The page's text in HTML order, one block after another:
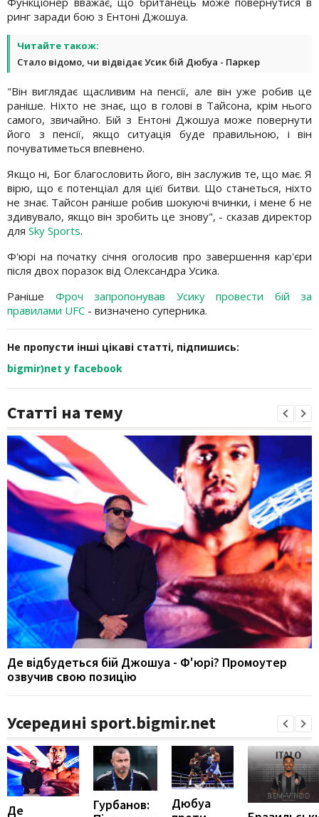
ринг заради бою з Ентоні Джошуа.
Читайте також:
Стало відомо, чи відвідає Усик бій Дюбуа - Паркер
"Він виглядає щасливим на пенсії, але він уже робив це
раніше. Ніхто не знає, що в голові в Тайсона, крім нього
самого, звичайно. Бій з Ентоні Джошуа може повернути
його з пенсії, якщо ситуація буде правильною, і він
почуватиметься впевнено.
Якщо ні, Бог благословить його, він заслужив те, що має. Я
вірю, що є потенціал для цієї битви. Що станеться, ніхто
не знає. Тайсон раніше робив шокуючі вчинки, і мене б не
здивувало, якщо він зробить це знову", - сказав директор
для Sky Sports.
Ф'юрі на початку січня оголосив про завершення кар'єри
після двох поразок від Олександра Усика.
Раніше Фроч запропонував Усику провести бій за
правилами UFC - визначено суперника.
Не пропусти інші цікаві статті, підпишись:
bigmir)net у facebook
Статті на тему
Де відбудеться бій Джошуа - Ф'юрі? Промоутер
озвучив свою позицію
Усередині sport.bigmir.net
Де
Гурбанов:
Дюбуа